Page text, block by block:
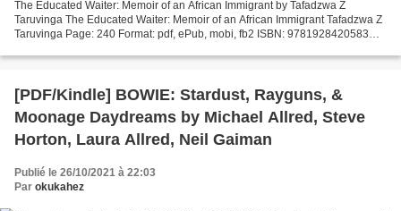
The Educated Waiter: Memoir of an African Immigrant by Tafadzwa Z
Taruvinga The Educated Waiter: Memoir of an African Immigrant Tafadzwa Z
Taruvinga Page: 240 Format: pdf, ePub, mobi, fb2 ISBN: 9781928420583
[PDF/Kindle] BOWIE: Stardust, Rayguns, &
Moonage Daydreams by Michael Allred, Steve
Horton, Laura Allred, Neil Gaiman
Publié le 26/10/2021 à 22:03
Par okukahez